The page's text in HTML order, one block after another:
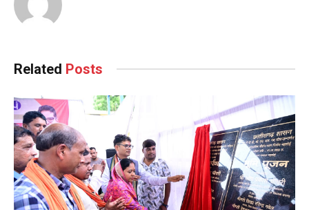
Related Posts